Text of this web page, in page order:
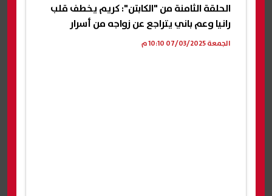
الحلقة الثامنة من "الكابتن": كريم يخطف قلب
رانيا وعم باني يتراجع عن زواجه من أسرار
الجمعة 07/03/2025 10:10 م